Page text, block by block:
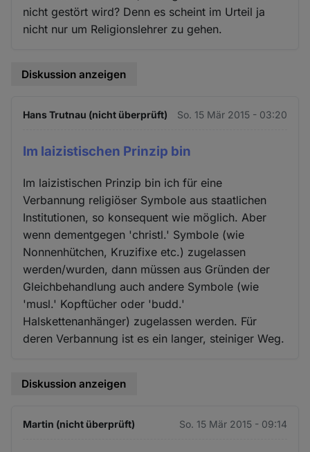
nicht gestört wird? Denn es scheint im Urteil ja
nicht nur um Religionslehrer zu gehen.
Diskussion anzeigen
Hans Trutnau (nicht überprüft) So. 15 Mär 2015 - 03:20
Im laizistischen Prinzip bin
Im laizistischen Prinzip bin ich für eine
Verbannung religiöser Symbole aus staatlichen
Institutionen, so konsequent wie möglich. Aber
wenn dementgegen 'christl.' Symbole (wie
Nonnenhütchen, Kruzifixe etc.) zugelassen
werden/wurden, dann müssen aus Gründen der
Gleichbehandlung auch andere Symbole (wie
'musl.' Kopftücher oder 'budd.'
Halskettenanhänger) zugelassen werden. Für
deren Verbannung ist es ein langer, steiniger Weg.
Diskussion anzeigen
Martin (nicht überprüft) So. 15 Mär 2015 - 09:14